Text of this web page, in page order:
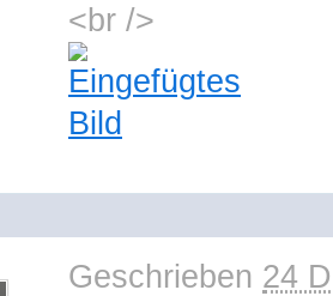
<br />
Geschrieben 24